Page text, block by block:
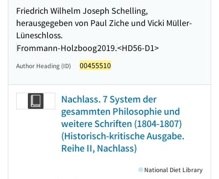
Friedrich Wilhelm Joseph Schelling,
herausgegeben von Paul Ziche und Vicki Müller-
Lüneschloss.
Frommann-Holzboog2019.<HD56-D1>
Author Heading (ID) 00455510
Nachlass. 7 System der
gesammten Philosophie und
weitere Schriften (1804-1807)
(Historisch-kritische Ausgabe.
Reihe II, Nachlass)
National Diet Library